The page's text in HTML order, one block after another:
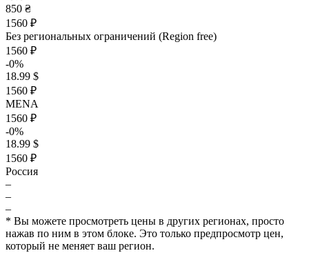
850 ₴
1560 ₽
Без региональных ограничений (Region free)
1560 ₽
-0%
18.99 $
1560 ₽
MENA
1560 ₽
-0%
18.99 $
1560 ₽
Россия
–
–
–
* Вы можете просмотреть цены в других регионах, просто
нажав по ним в этом блоке. Это только предпросмотр цен,
который не меняет ваш регион.